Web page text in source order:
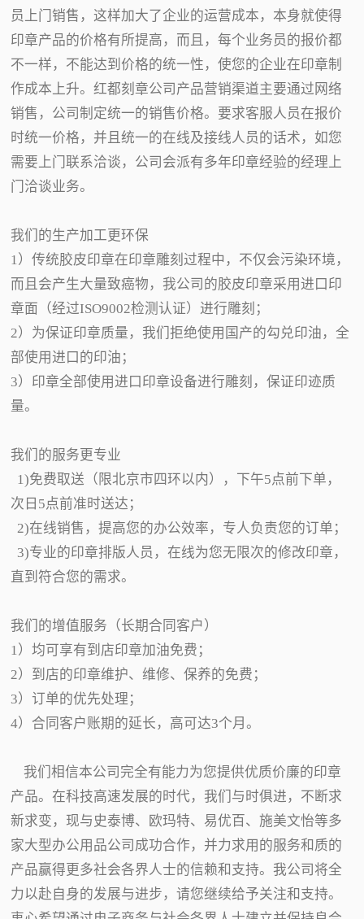
员上门销售，这样加大了企业的运营成本，本身就使得
印章产品的价格有所提高，而且，每个业务员的报价都
不一样，不能达到价格的统一性，使您的企业在印章制
作成本上升。红都刻章公司产品营销渠道主要通过网络
销售，公司制定统一的销售价格。要求客服人员在报价
时统一价格，并且统一的在线及接线人员的话术，如您
需要上门联系洽谈，公司会派有多年印章经验的经理上
门洽谈业务。
我们的生产加工更环保
1）传统胶皮印章在印章雕刻过程中，不仅会污染环境，
而且会产生大量致癌物，我公司的胶皮印章采用进口印
章面（经过ISO9002检测认证）进行雕刻；
2）为保证印章质量，我们拒绝使用国产的勾兑印油，全
部使用进口的印油；
3）印章全部使用进口印章设备进行雕刻，保证印迹质
量。
我们的服务更专业
1)免费取送（限北京市四环以内），下午5点前下单，
次日5点前准时送达；
2)在线销售，提高您的办公效率，专人负责您的订单；
3)专业的印章排版人员，在线为您无限次的修改印章，
直到符合您的需求。
我们的增值服务（长期合同客户）
1）均可享有到店印章加油免费；
2）到店的印章维护、维修、保养的免费；
3）订单的优先处理；
4）合同客户账期的延长，高可达3个月。
我们相信本公司完全有能力为您提供优质价廉的印章
产品。在科技高速发展的时代，我们与时俱进，不断求
新求变，现与史泰博、欧玛特、易优百、施美文怡等多
家大型办公用品公司成功合作，并力求用的服务和质的
产品赢得更多社会各界人士的信赖和支持。我公司将全
力以赴自身的发展与进步，请您继续给予关注和支持。